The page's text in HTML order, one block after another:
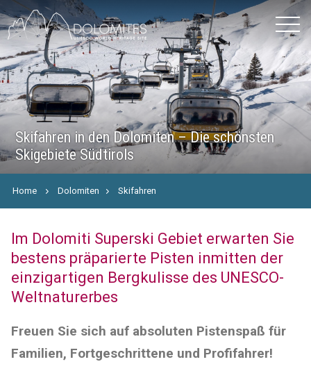
Skifahren in den Dolomiten – Die schönsten
Skigebiete Südtirols
Home Dolomiten Skifahren
Im Dolomiti Superski Gebiet erwarten Sie
bestens präparierte Pisten inmitten der
einzigartigen Bergkulisse des UNESCO-
Weltnaturerbes
Freuen Sie sich auf absoluten Pistenspaß für
Familien, Fortgeschrittene und Profifahrer!